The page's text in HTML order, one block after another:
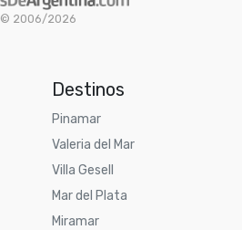
© 2006/2026
Destinos
Pinamar
Valeria del Mar
Villa Gesell
Mar del Plata
Miramar